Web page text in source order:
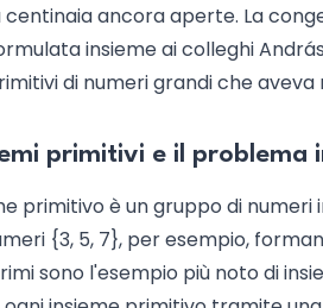
ancora aperte. La
insieme ai colleghi
di numeri grandi che
primitivi e il problema
primitivo è un gruppo di
{3, 5, 7}, per esempio,
sono l'esempio più noto di